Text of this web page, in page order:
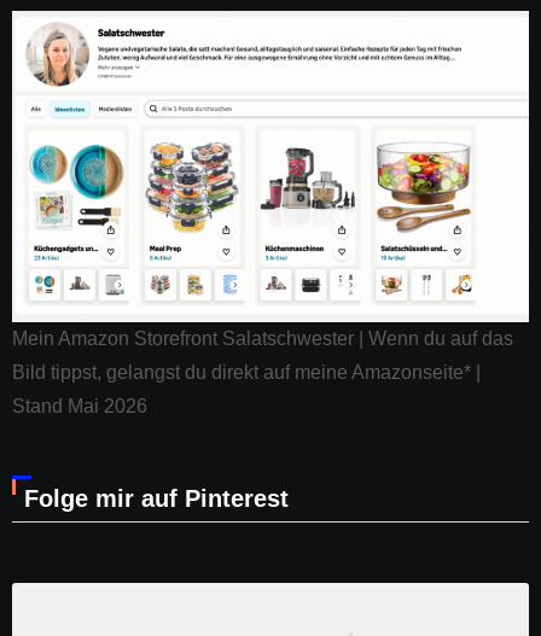
Mein Amazon Storefront Salatschwester | Wenn du auf das
Bild tippst, gelangst du direkt auf meine Amazonseite* |
Stand Mai 2026
Folge mir auf Pinterest